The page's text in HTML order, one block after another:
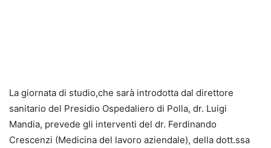
La giornata di studio,che sarà introdotta dal direttore
sanitario del Presidio Ospedaliero di Polla, dr. Luigi
Mandia, prevede gli interventi del dr. Ferdinando
Crescenzi (Medicina del lavoro aziendale), della dott.ssa